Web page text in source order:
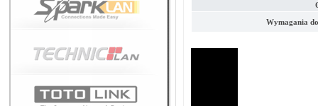
Wymagania